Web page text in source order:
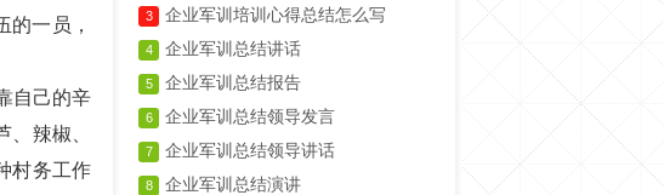
一员，
自己的辛
辣椒、
村务工作
3 企业军训培训心得总结怎么写
4 企业军训总结讲话
5 企业军训总结报告
6 企业军训总结领导发言
7 企业军训总结领导讲话
8 企业军训总结演讲